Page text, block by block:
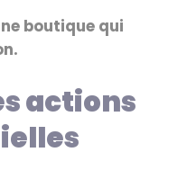
boutique qui
actions